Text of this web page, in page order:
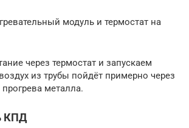
модуль и термостат на
через термостат и запускаем
из трубы пойдёт примерно через
металла.
КПД